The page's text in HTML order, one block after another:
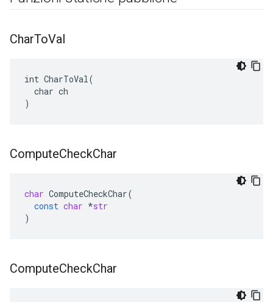
CharToVal
int CharToVal(
  char ch
)
ComputeCheckChar
char ComputeCheckChar(
const char *str
)
ComputeCheckChar